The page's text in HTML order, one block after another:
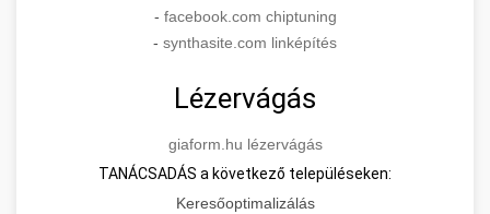
- facebook.com chiptuning
- synthasite.com linképítés
Lézervágás
giaform.hu lézervágás
TANÁCSADÁS a következő településeken:
Keresőoptimalizálás